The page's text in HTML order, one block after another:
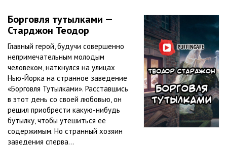
Борговля тутылками —
Старджон Теодор
Главный герой, будучи совершенно
непримечательным молодым
человеком, наткнулся на улицах
Нью-Йорка на странное заведение
«Борговля Тутылками». Расставшись
в этот день со своей любовью, он
решил приобрести какую-нибудь
бутылку, чтобы утешиться ее
содержимым. Но странный хозяин
заведения сперва...